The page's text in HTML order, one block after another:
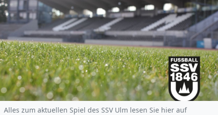
Alles zum aktuellen Spiel des SSV Ulm lesen Sie hier auf